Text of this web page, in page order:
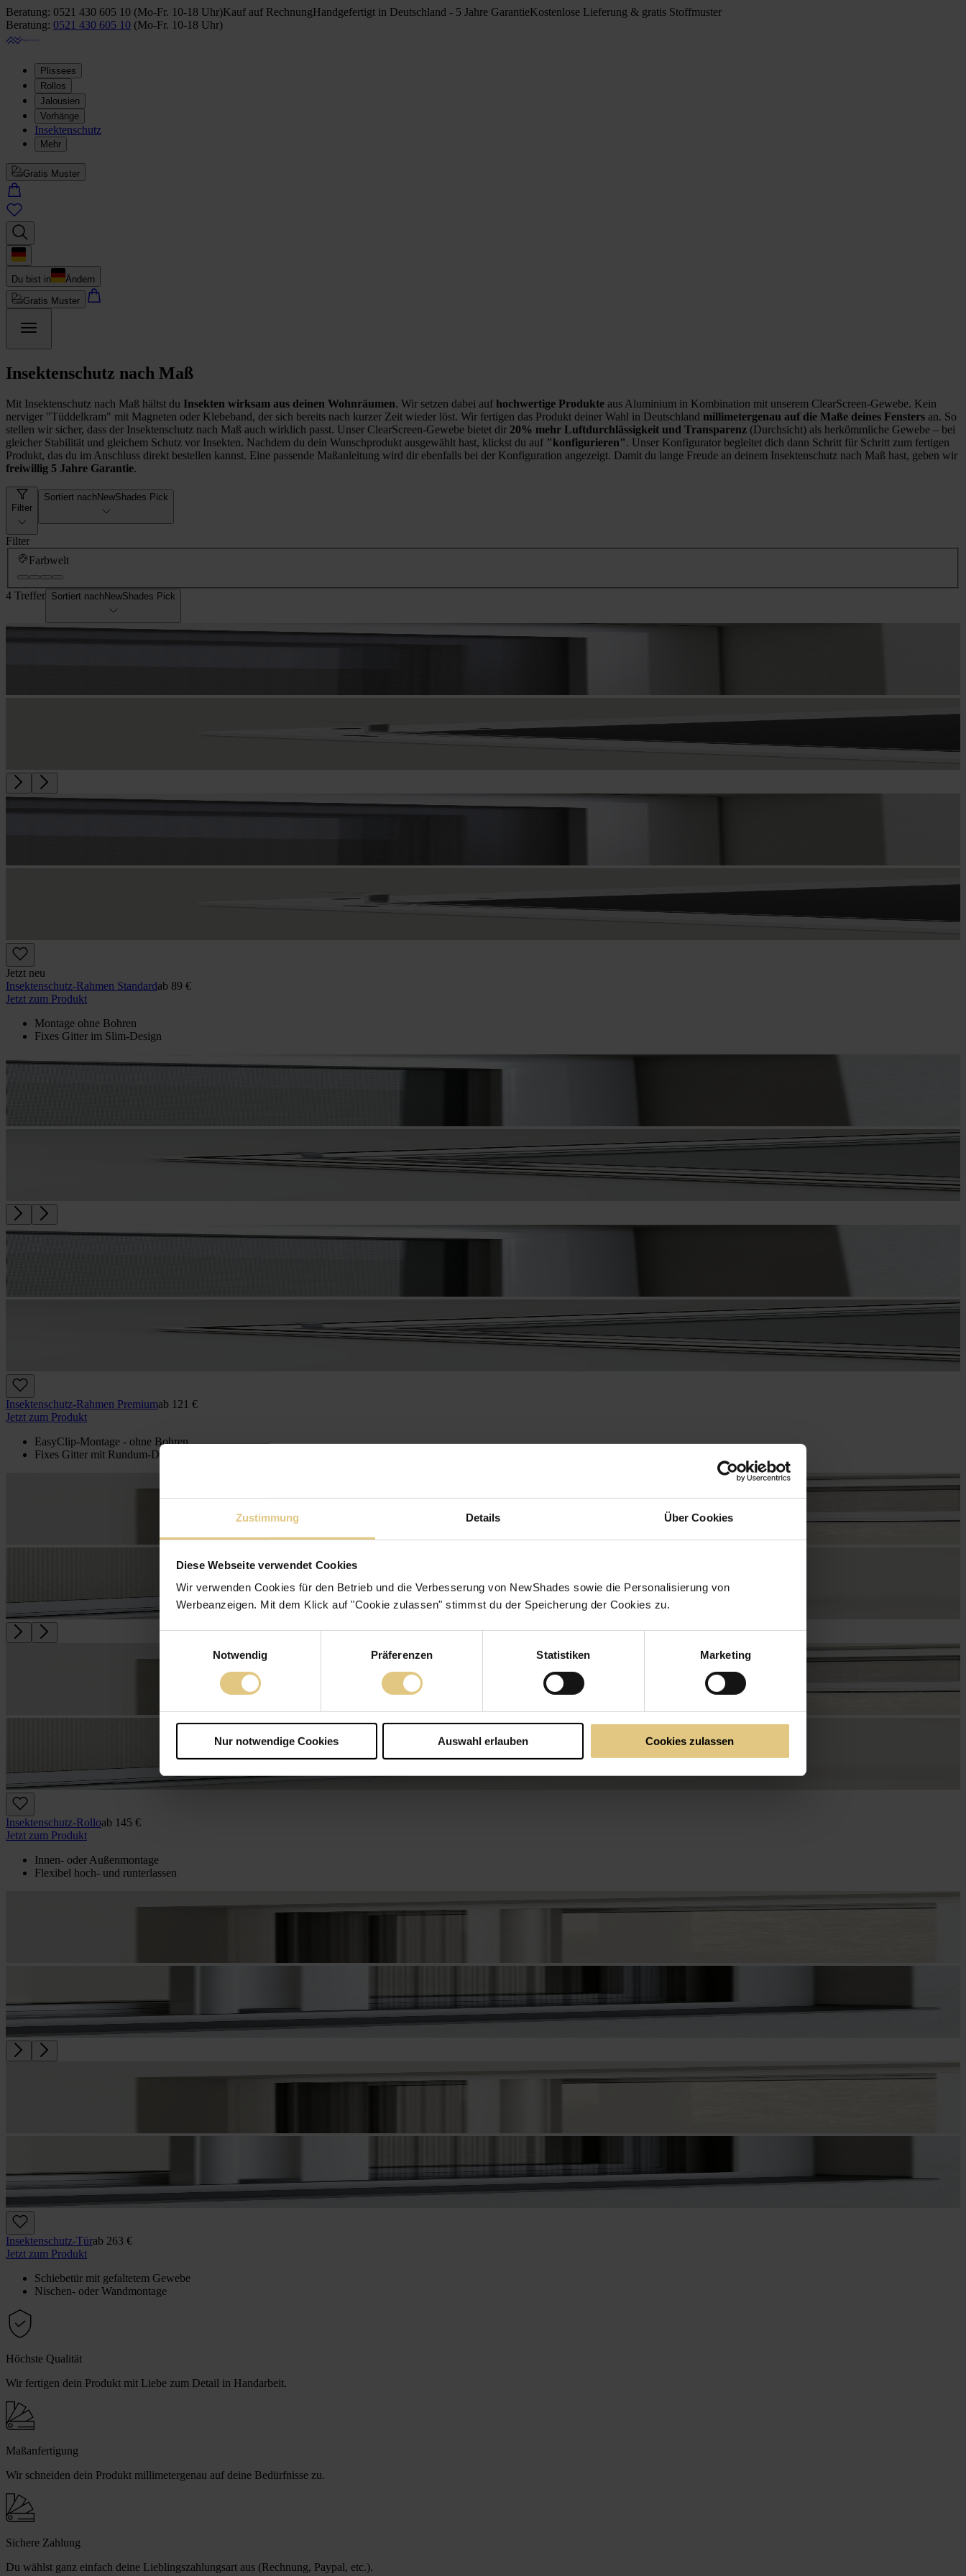
Zustimmung Details Über Cookies
Diese Webseite verwendet Cookies
Wir verwenden Cookies für den Betrieb und die Verbesserung von NewShades sowie die Personalisierung von
Werbeanzeigen. Mit dem Klick auf "Cookie zulassen" stimmst du der Speicherung der Cookies zu.
Notwendig
Präferenzen Statistiken Marketing
Nur notwendige Cookies Auswahl erlauben Cookies zulassen
Beratung: 0521 430 605 10 (Mo-Fr. 10-18 Uhr)Kauf auf RechnungHandgefertigt in Deutschland - 5 Jahre GarantieKostenlose Lieferung & gratis Stoffmuster
Beratung: 0521 430 605 10 (Mo-Fr. 10-18 Uhr)
Plissees
Rollos
Jalousien
Vorhänge
Insektenschutz
Mehr
Gratis Muster
Du bist in
Ändern
Gratis Muster
Insektenschutz nach Maß
Mit Insektenschutz nach Maß hältst du Insekten wirksam aus deinen Wohnräumen. Wir setzen dabei auf hochwertige Produkte aus Aluminium in Kombination mit unserem ClearScreen-Gewebe. Kein
nerviger "Tüddelkram" mit Magneten oder Klebeband, der sich bereits nach kurzer Zeit wieder löst. Wir fertigen das Produkt deiner Wahl in Deutschland millimetergenau auf die Maße deines Fensters an. So
stellen wir sicher, dass der Insektenschutz nach Maß auch wirklich passt. Unser ClearScreen-Gewebe bietet dir 20% mehr Luftdurchlässigkeit und Transparenz (Durchsicht) als herkömmliche Gewebe – bei
gleicher Stabilität und gleichem Schutz vor Insekten. Nachdem du dein Wunschprodukt ausgewählt hast, klickst du auf "konfigurieren". Unser Konfigurator begleitet dich dann Schritt für Schritt zum fertigen
Produkt, das du im Anschluss direkt bestellen kannst. Eine passende Maßanleitung wird dir ebenfalls bei der Konfiguration angezeigt. Damit du lange Freude an deinem Insektenschutz nach Maß hast, geben wir
freiwillig 5 Jahre Garantie.
Filter
Sortiert nachNewShades Pick
Filter
Farbwelt
4 Treffer Sortiert nachNewShades Pick
Jetzt neu
Insektenschutz-Rahmen Standardab 89 €
Jetzt zum Produkt
Montage ohne Bohren
Fixes Gitter im Slim-Design
Insektenschutz-Rahmen Premiumab 121 €
Jetzt zum Produkt
EasyClip-Montage - ohne Bohren
Fixes Gitter mit Rundum-Dichtprofil
Insektenschutz-Rolloab 145 €
Jetzt zum Produkt
Innen- oder Außenmontage
Flexibel hoch- und runterlassen
Insektenschutz-Türab 263 €
Jetzt zum Produkt
Schiebetür mit gefaltetem Gewebe
Nischen- oder Wandmontage
Höchste Qualität
Wir fertigen dein Produkt mit Liebe zum Detail in Handarbeit.
Maßanfertigung
Wir schneiden dein Produkt millimetergenau auf deine Bedürfnisse zu.
Sichere Zahlung
Du wählst ganz einfach deine Lieblingszahlungsart aus (Rechnung, Paypal, etc.).